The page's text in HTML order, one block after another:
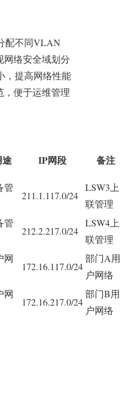
配不同VLAN
网络安全域划分
，提高网络性能
，便于运维管理
途 IP网段 备注
管
211.1.117.0/24
LSW3上
联管理
管
212.2.217.0/24
LSW4上
联管理
网
172.16.117.0/24
部门A用
户网络
网
172.16.217.0/24
部门B用
户网络